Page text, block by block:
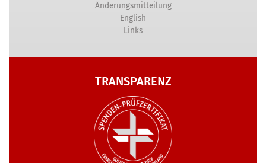
Änderungsmitteilung
English
Links
TRANSPARENZ